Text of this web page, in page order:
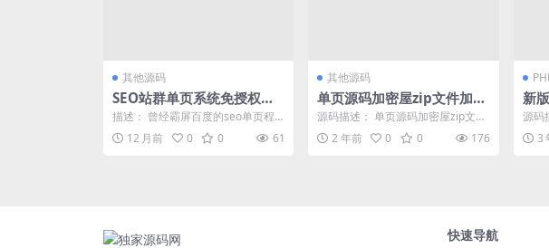
其他源码
SEO站群单页系统免授权版-
单页站群排名程序
描述： 曾经霸屏百度的seo单页程
序，曾经售价208一个域名，现在免
授权开源了，...
12 月前 0 0 61
其他源码
单页源码加密屋zip文件加密
API源码
源码描述： 单页源码加密屋zip文件
加密API源码 api源码里面的参数已
改好，...
2 年前 0 0 176
新
管
源码
用下
页，
3
快速导航